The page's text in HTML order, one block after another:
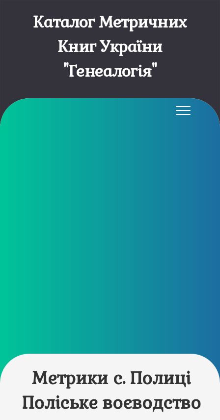
Каталог Метричних
Книг України
"Генеалогія"
Метрики с. Полиці
Поліське воєводство